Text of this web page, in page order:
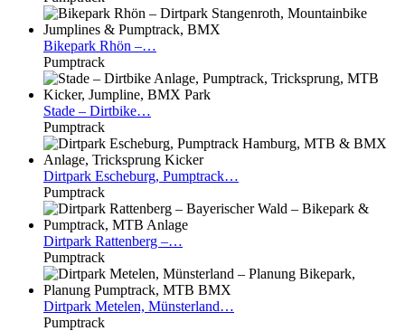
Bikepark Rhön –…
Pumptrack
Stade – Dirtbike…
Pumptrack
Dirtpark Escheburg, Pumptrack…
Pumptrack
Dirtpark Rattenberg –…
Pumptrack
Dirtpark Metelen, Münsterland…
Pumptrack